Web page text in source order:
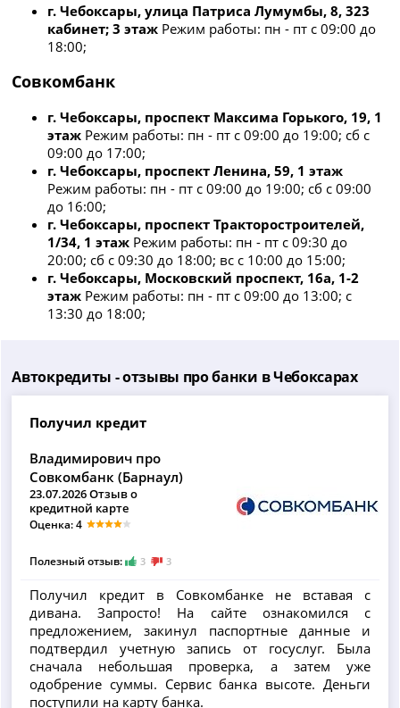
г. Чебоксары, улица Патриса Лумумбы, 8, 323
кабинет; 3 этаж Режим работы: пн - пт с 09:00 до
18:00;
Совкомбанк
г. Чебоксары, проспект Максима Горького, 19, 1
этаж Режим работы: пн - пт с 09:00 до 19:00; сб с
09:00 до 17:00;
г. Чебоксары, проспект Ленина, 59, 1 этаж
Режим работы: пн - пт с 09:00 до 19:00; сб с 09:00
до 16:00;
г. Чебоксары, проспект Тракторостроителей,
1/34, 1 этаж Режим работы: пн - пт с 09:30 до
20:00; сб с 09:30 до 18:00; вс с 10:00 до 15:00;
г. Чебоксары, Московский проспект, 16а, 1-2
этаж Режим работы: пн - пт с 09:00 до 13:00; с
13:30 до 18:00;
Автокредиты - отзывы про банки в Чебоксарах
Получил кредит
Владимирович про
Совкомбанк (Барнаул)
23.07.2026 Отзыв о
кредитной карте
Оценка: 4
Полезный отзыв: 3 3
Получил кредит в Совкомбанке не вставая с
дивана. Запросто! На сайте ознакомился с
предложением, закинул паспортные данные и
подтвердил учетную запись от госуслуг. Была
сначала небольшая проверка, а затем уже
одобрение суммы. Сервис банка высоте. Деньги
поступили на карту банка.